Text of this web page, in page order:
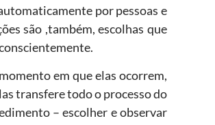
por pessoas e
são ,também, escolhas que
em que elas ocorrem,
transfere todo o processo do
– escolher e observar